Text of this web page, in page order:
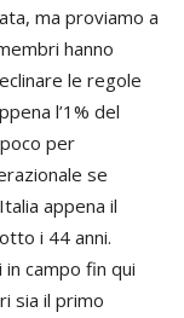
ma proviamo a
hanno
le regole
l’1% del
per
se
appena il
i 44 anni.
campo fin qui
sia il primo